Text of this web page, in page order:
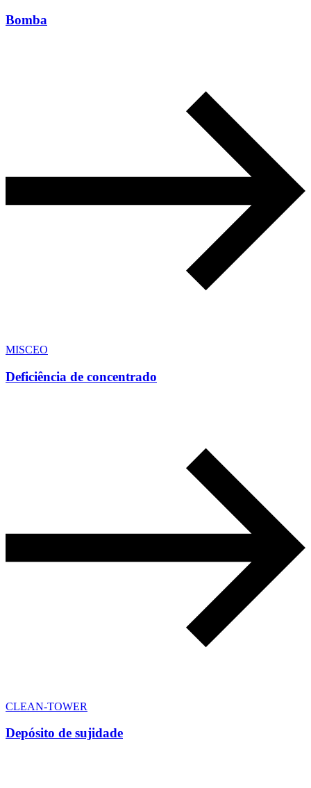
Bomba
MISCEO
Deficiência de concentrado
CLEAN-TOWER
Depósito de sujidade